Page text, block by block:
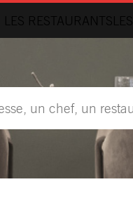
LES RESTAURANTS